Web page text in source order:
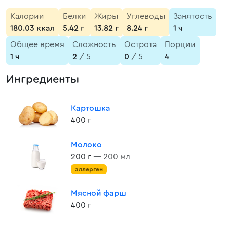
Калории
180.03 ккал
Белки
5.42 г
Жиры
13.82 г
Углеводы
8.24 г
Занятость
1 ч
Общее время
1 ч
Сложность
2 / 5
Острота
0 / 5
Порции
4
Ингредиенты
Картошка
400 г
Молоко
200 г — 200 мл
аллерген
Мясной фарш
400 г